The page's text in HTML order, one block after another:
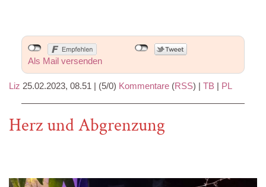
Als Mail versenden
Liz 25.02.2023, 08.51 | (5/0) Kommentare (RSS) | TB | PL
Herz und Abgrenzung